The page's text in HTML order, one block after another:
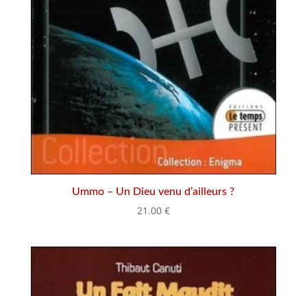
Ummo – Un Dieu venu d’ailleurs ?
21.00 €